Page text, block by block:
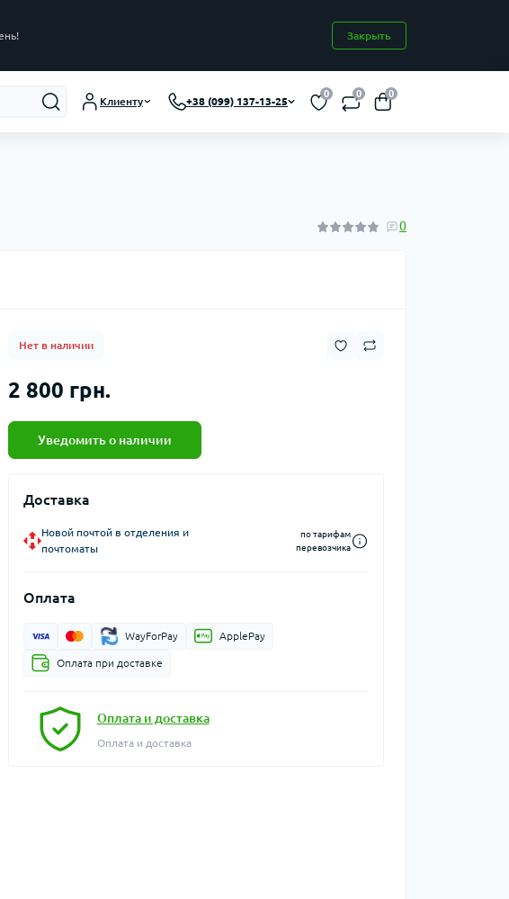
Закрыть
Клиенту +38 (099) 137-13-25
0 0 0
0
Нет в наличии
2 800 грн.
Уведомить о наличии
Доставка
Новой почтой в отделения и
почтоматы
по тарифам
перевозчика
Оплата
WayForPay ApplePay
Оплата при доставке
Оплата и доставка
Оплата и доставка